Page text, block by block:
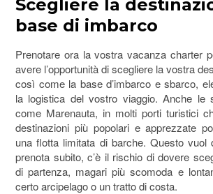
Scegliere la
base di imbarco
Prenotare ora la vostra vacanza charter
avere l’opportunità di scegliere la vostra
così come la base d’imbarco e sbarco,
la logistica del vostro viaggio. Anche le
come Marenauta, in molti porti turistici
destinazioni più popolari e apprezzate
una flotta limitata di barche. Questo
prenota subito, c’è il rischio di dovere
di partenza, magari più scomoda e
certo arcipelago o un tratto di costa.